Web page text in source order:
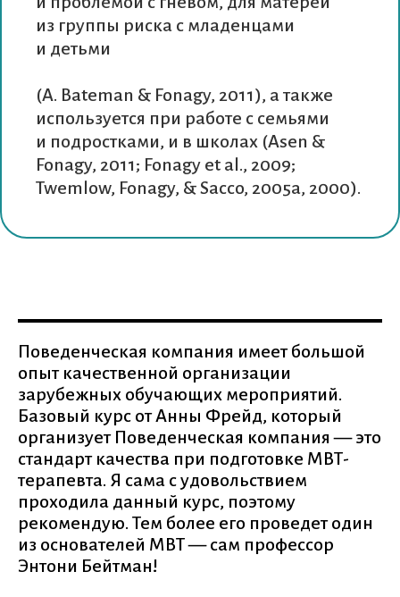
из группы риска с младенцами
и детьми
(A. Bateman & Fonagy, 2011), а также
используется при работе с семьями
и подростками, и в школах (Asen &
Fonagy, 2011; Fonagy et al., 2009;
Twemlow, Fonagy, & Sacco, 2005a, 2000).
Поведенческая компания имеет большой
опыт качественной организации
зарубежных обучающих мероприятий.
Базовый курс от Анны Фрейд, который
организует Поведенческая компания — это
стандарт качества при подготовке МВТ-
терапевта. Я сама с удовольствием
проходила данный курс, поэтому
рекомендую. Тем более его проведет один
из основателей МВТ — сам профессор
Энтони Бейтман!